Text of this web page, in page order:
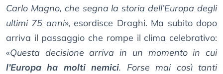
Carlo Magno, che segna la storia dell’Europa degli
ultimi 75 anni», esordisce Draghi. Ma subito dopo
arriva il passaggio che rompe il clima celebrativo:
«Questa decisione arriva in un momento in cui
l’Europa ha molti nemici. Forse mai così tanti